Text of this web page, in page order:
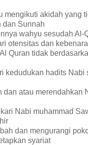
mengikuti akidah yang
dan Sunnah
wahyu sesudah Al-
otensitas dan
Quran tidak
kedudukan hadits Nabi
dan atau merendahkan
Nabi muhammad
dan mengurangi
syariat